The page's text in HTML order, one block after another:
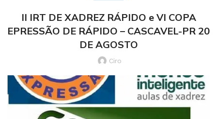
II IRT DE XADREZ RÁPIDO e VI COPA
EPRESSÃO DE RÁPIDO – CASCAVEL-PR 20
DE AGOSTO
Ciro